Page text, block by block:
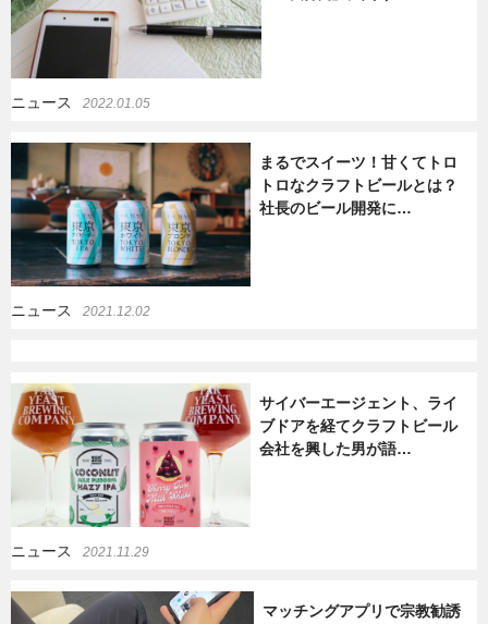
連載一覧
ニュース 2022.01.05
まるでスイーツ！甘くてトロ
トロなクラフトビールとは？
社長のビール開発に…
ニュース 2021.12.02
サイバーエージェント、ライ
ブドアを経てクラフトビール
会社を興した男が語…
ニュース 2021.11.29
マッチングアプリで宗教勧誘